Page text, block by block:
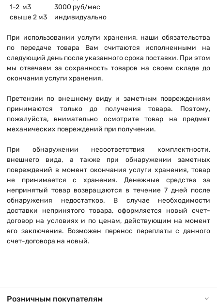
1-2 м3
3000 руб/мес
свыше 2 м3 индивидуально
При использовании услуги хранения, наши обязательства
по передаче товара Вам считаются исполненными на
следующий день после указанного срока поставки. При этом
мы отвечаем за сохранность товаров на своем складе до
окончания услуги хранения.
Претензии по внешнему виду и заметным повреждениям
принимаются только до получения товара. Поэтому,
пожалуйста, внимательно осмотрите товар на предмет
механических повреждений при получении.
При обнаружении несоответствия комплектности,
внешнего вида, а также при обнаружении заметных
повреждений в момент окончания услуги хранения, товар
не принимается с хранения. Денежные средства за
непринятый товар возвращаются в течение 7 дней после
обнаружения недостатков. В случае необходимости
доставки непринятого товара, оформляется новый счет-
договор на условиях и по ценам, действующим на момент
его заключения. Возможен перенос переплаты с данного
счет-договора на новый.
Розничным покупателям